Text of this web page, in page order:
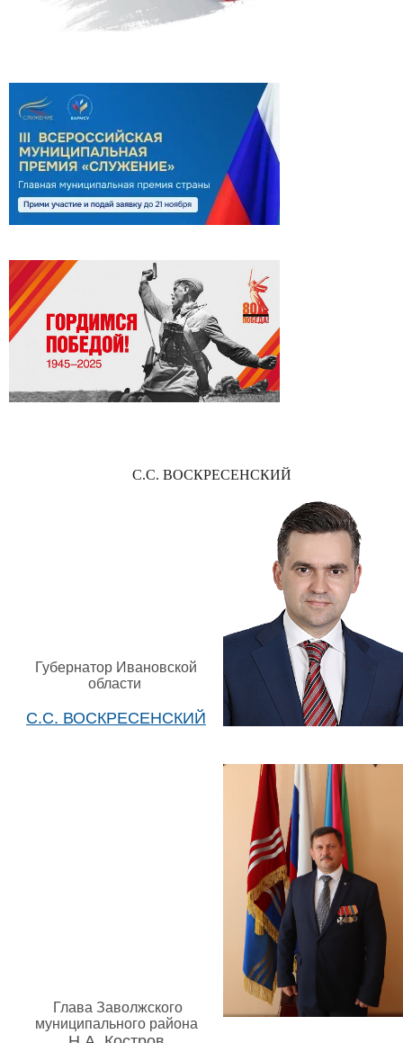
С.С. ВОСКРЕСЕНСКИЙ
Губернатор Ивановской
области
С.С. ВОСКРЕСЕНСКИЙ
Глава Заволжского
муниципального района